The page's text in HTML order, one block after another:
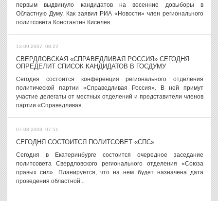
первым выдвинуло кандидатов на весенние довыборы в
Областную Думу. Как заявил РИА «Новости» член регионального
политсовета Константин Киселев...
13.09.2007, 08:22
СВЕРДЛОВСКАЯ «СПРАВЕДЛИВАЯ РОССИЯ» СЕГОДНЯ
ОПРЕДЕЛИТ СПИСОК КАНДИДАТОВ В ГОСДУМУ
Сегодня состоится конференция регионального отделения
политической партии «Справедливая Россия». В ней примут
участие делегаты от местных отделений и представители членов
партии «Справедливая...
07.08.2003, 07:51
СЕГОДНЯ СОСТОИТСЯ ПОЛИТСОВЕТ «СПС»
Сегодня в Екатеринбурге состоится очередное заседание
политсовета Свердловского регионального отделения «Союза
правых сил». Планируется, что на нем будет назначена дата
проведения областной...